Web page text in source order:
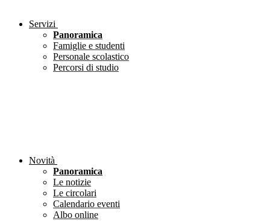
Servizi
Panoramica
Famiglie e studenti
Personale scolastico
Percorsi di studio
Novità
Panoramica
Le notizie
Le circolari
Calendario eventi
Albo online